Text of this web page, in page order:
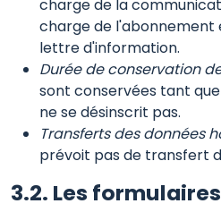
charge de la
charge de l'abonnement
lettre d'information.
Durée de conservation
sont conservées tant
ne se désinscrit pas.
Transferts des données
prévoit pas de transfert
3.2. Les